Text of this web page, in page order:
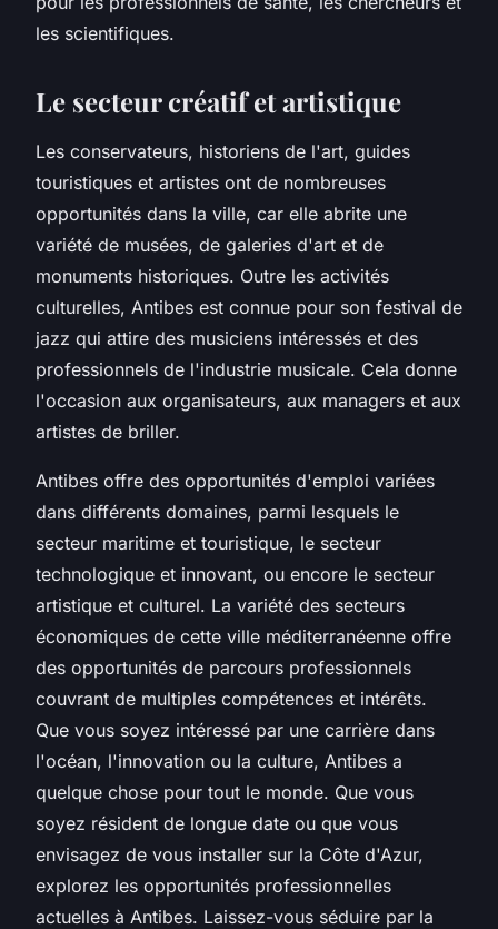
les scientifiques.
Le secteur créatif et artistique
Les conservateurs, historiens de l'art, guides
touristiques et artistes ont de nombreuses
opportunités dans la ville, car elle abrite une
variété de musées, de galeries d'art et de
monuments historiques. Outre les activités
culturelles, Antibes est connue pour son festival de
jazz qui attire des musiciens intéressés et des
professionnels de l'industrie musicale. Cela donne
l'occasion aux organisateurs, aux managers et aux
artistes de briller.
Antibes offre des opportunités d'emploi variées
dans différents domaines, parmi lesquels le
secteur maritime et touristique, le secteur
technologique et innovant, ou encore le secteur
artistique et culturel. La variété des secteurs
économiques de cette ville méditerranéenne offre
des opportunités de parcours professionnels
couvrant de multiples compétences et intérêts.
Que vous soyez intéressé par une carrière dans
l'océan, l'innovation ou la culture, Antibes a
quelque chose pour tout le monde. Que vous
soyez résident de longue date ou que vous
envisagez de vous installer sur la Côte d'Azur,
explorez les opportunités professionnelles
actuelles à Antibes. Laissez-vous séduire par la